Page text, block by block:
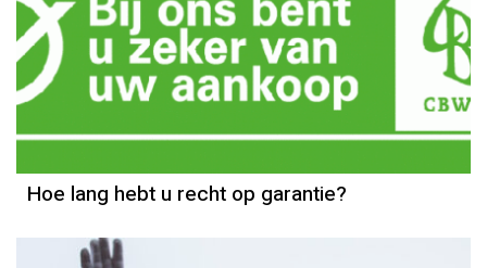
Column
Jeanine Janssen
Hoe lang hebt u recht op garantie?